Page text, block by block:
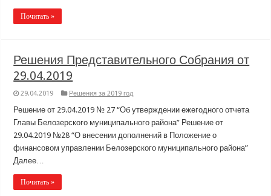
Почитать »
Решения Представительного Собрания от
29.04.2019
29.04.2019 Решения за 2019 год
Решение от 29.04.2019 № 27 “Об утверждении ежегодного отчета
Главы Белозерского муниципального района” Решение от
29.04.2019 №28 “О внесении дополнений в Положение о
финансовом управлении Белозерского муниципального района”
Далее…
Почитать »